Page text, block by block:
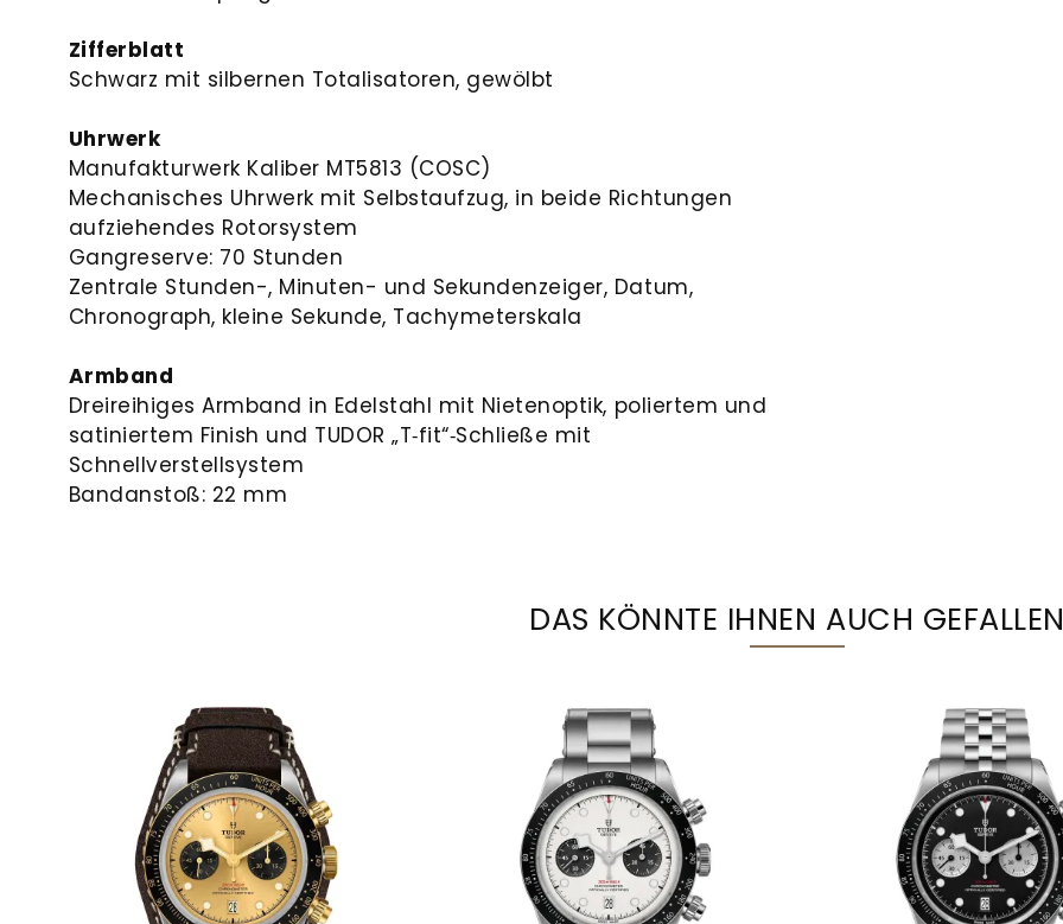
Zifferblatt
Schwarz mit silbernen Totalisatoren, gewölbt
Uhrwerk
Manufakturwerk Kaliber MT5813 (COSC)
Mechanisches Uhrwerk mit Selbstaufzug, in beide Richtungen
aufziehendes Rotorsystem
Gangreserve: 70 Stunden
Zentrale Stunden-, Minuten- und Sekundenzeiger, Datum,
Chronograph, kleine Sekunde, Tachymeter­skala
Armband
Dreireihiges Armband in Edelstahl mit Nietenoptik, poliertem und
satiniertem Finish und TUDOR „T‑fit“‑Schließe mit
Schnellverstellsystem
Bandanstoß: 22 mm
DAS KÖNNTE IHNEN AUCH GEFALLEN